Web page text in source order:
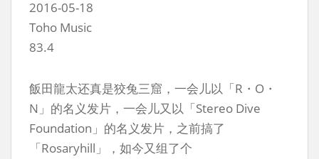
2016-05-18
Toho Music
83.4
飯田龍太还真是狡兔三窟，一会儿以「R・O・
N」的名义发片，一会儿又以「Stereo Dive
Foundation」的名义发片，之前搞了
「Rosaryhill」，如今又组了个